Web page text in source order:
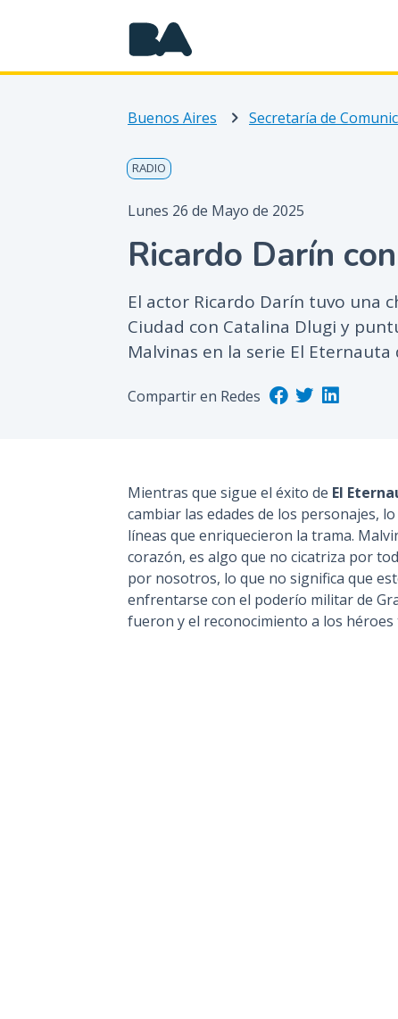
Buenos Aires Secretaría de
RADIO
Lunes 26 de Mayo de 2025
Ricardo Darín
El actor Ricardo Darín tuvo una
Ciudad con Catalina Dlugi y
Malvinas en la serie El Eternauta
Compartir en Redes
Mientras que sigue el éxito de El
cambiar las edades de los personajes,
líneas que enriquecieron la trama.
corazón, es algo que no cicatriza por
por nosotros, lo que no significa que
enfrentarse con el poderío militar de
fueron y el reconocimiento a los héroes